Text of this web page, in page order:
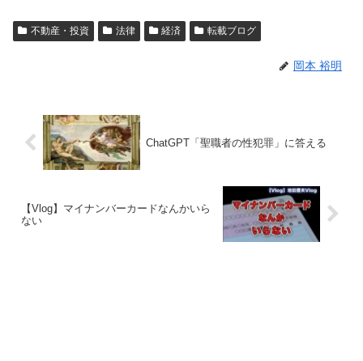
不動産・投資 法律 経済 転載ブログ
岡本 裕明
ChatGPT「聖職者の性犯罪」に答える
【Vlog】マイナンバーカードなんかいら
ない